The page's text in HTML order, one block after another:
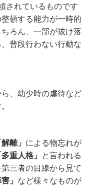
されているものです
頓する能力が一時的
ろん、一部が抜け落
普段行わない行動な
、幼少時の虐待など
離」 による物忘れが
多重人格」 と言われる
第三者の目線から見て
」 など様々なものが